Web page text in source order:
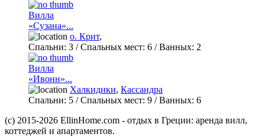
Вилла
«Сузана»...
о. Крит,
Спальни: 3 / Спальных мест: 6 /Ванных: 2
Вилла
«Ивонн»...
Халкидики, Кассандра
Спальни: 5 / Спальных мест: 9 /Ванных: 6
(c) 2015-2026 EllinHome.com - отдых в Греции: аренда вилл,
коттеджей и апартаментов.